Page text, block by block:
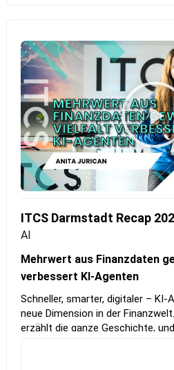
ITCS Darmstadt Recap
AI
Mehrwert aus Finanzdaten
verbessert KI-Agenten
Schneller, smarter, digitaler – KI-
neue Dimension in der
erzählt die ganze Geschichte,